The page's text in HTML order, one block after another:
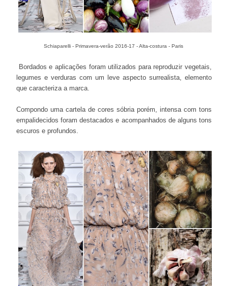
Schiaparelli - Primavera-verão 2016-17 - Alta-costura - Paris
Bordados e aplicações foram utilizados para reproduzir vegetais,
legumes e verduras com um leve aspecto surrealista, elemento
que caracteriza a marca.
Compondo uma cartela de cores sóbria porém, intensa com tons
empalidecidos foram destacados e acompanhados de alguns tons
escuros e profundos.